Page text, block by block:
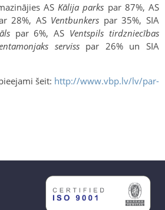
AS Kālija parks par 87%, AS
28%, AS Ventbunkers par 35%, SIA
par 6%, AS Ventspils tirdzniecības
servisspar 26% un SIA
šeit: http://www.vbp.lv/lv/par-